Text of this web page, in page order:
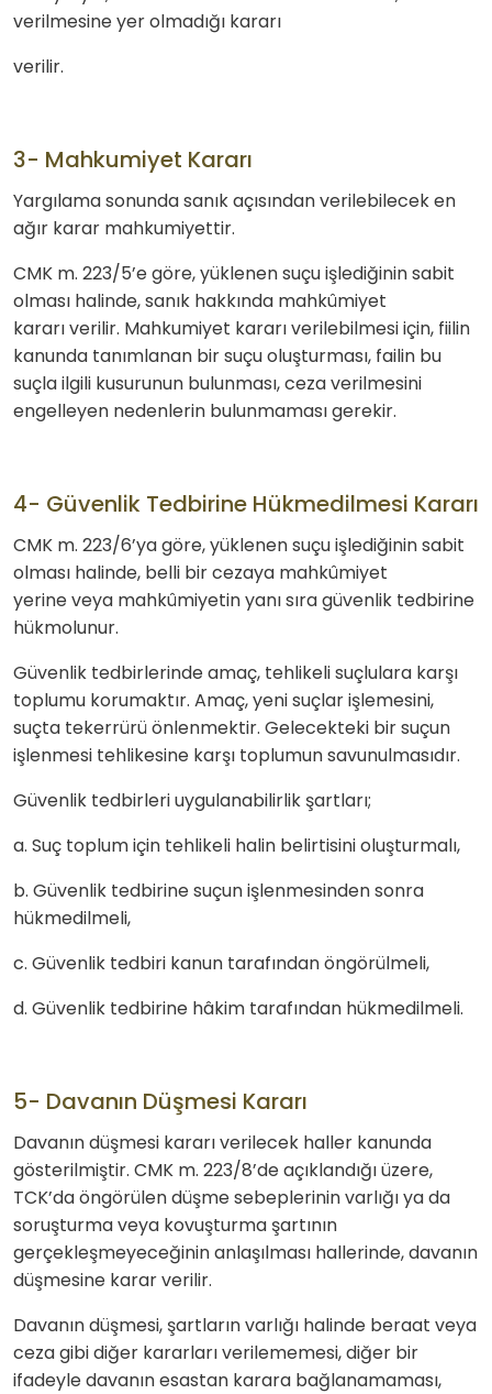
verilmesine yer olmadığı kararı
verilir.
3- Mahkumiyet Kararı
Yargılama sonunda sanık açısından verilebilecek en
ağır karar mahkumiyettir.
CMK m. 223/5’e göre, yüklenen suçu işlediğinin sabit
olması halinde, sanık hakkında mahkûmiyet
kararı verilir. Mahkumiyet kararı verilebilmesi için, fiilin
kanunda tanımlanan bir suçu oluşturması, failin bu
suçla ilgili kusurunun bulunması, ceza verilmesini
engelleyen nedenlerin bulunmaması gerekir.
4- Güvenlik Tedbirine Hükmedilmesi Kararı
CMK m. 223/6’ya göre, yüklenen suçu işlediğinin sabit
olması halinde, belli bir cezaya mahkûmiyet
yerine veya mahkûmiyetin yanı sıra güvenlik tedbirine
hükmolunur.
Güvenlik tedbirlerinde amaç, tehlikeli suçlulara karşı
toplumu korumaktır. Amaç, yeni suçlar işlemesini,
suçta tekerrürü önlenmektir. Gelecekteki bir suçun
işlenmesi tehlikesine karşı toplumun savunulmasıdır.
Güvenlik tedbirleri uygulanabilirlik şartları;
a. Suç toplum için tehlikeli halin belirtisini oluşturmalı,
b. Güvenlik tedbirine suçun işlenmesinden sonra
hükmedilmeli,
c. Güvenlik tedbiri kanun tarafından öngörülmeli,
d. Güvenlik tedbirine hâkim tarafından hükmedilmeli.
5- Davanın Düşmesi Kararı
Davanın düşmesi kararı verilecek haller kanunda
gösterilmiştir. CMK m. 223/8’de açıklandığı üzere,
TCK’da öngörülen düşme sebeplerinin varlığı ya da
soruşturma veya kovuşturma şartının
gerçekleşmeyeceğinin anlaşılması hallerinde, davanın
düşmesine karar verilir.
Davanın düşmesi, şartların varlığı halinde beraat veya
ceza gibi diğer kararları verilememesi, diğer bir
ifadeyle davanın esastan karara bağlanamaması,